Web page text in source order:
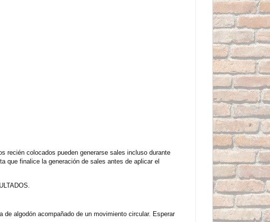
recién colocados pueden generarse sales incluso durante
que finalice la generación de sales antes de aplicar el
algodón acompañado de un movimiento circular. Esperar